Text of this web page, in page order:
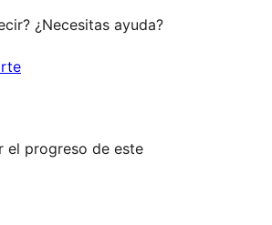
¿Necesitas ayuda?
el progreso de este